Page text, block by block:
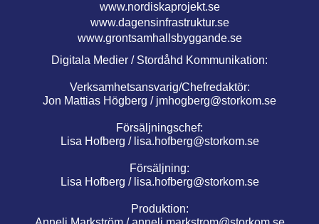
www.nordiskaprojekt.se
www.dagensinfrastruktur.se
www.grontsamhallsbyggande.se
Digitala Medier / Stordåhd Kommunikation:
Verksamhetsansvarig/Chefredaktör:
Jon Mattias Högberg / jmhogberg@storkom.se
Försäljningschef:
Lisa Hofberg / lisa.hofberg@storkom.se
Försäljning:
Lisa Hofberg / lisa.hofberg@storkom.se
Produktion: